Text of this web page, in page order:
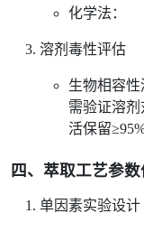
化学法：
溶剂毒性评估
生物相容性
需验证溶
活保留≥95%
四、萃取工艺参
单因素实验设计